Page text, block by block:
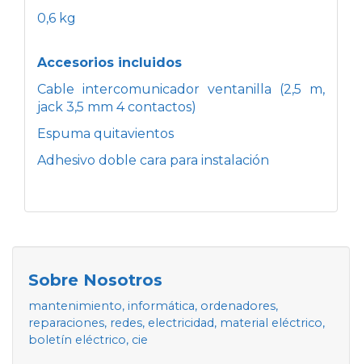
0,6 kg
Accesorios incluidos
Cable intercomunicador ventanilla (2,5 m,
jack 3,5 mm 4 contactos)
Espuma quitavientos
Adhesivo doble cara para instalación
Sobre Nosotros
mantenimiento, informática, ordenadores,
reparaciones, redes, electricidad, material eléctrico,
boletín eléctrico, cie